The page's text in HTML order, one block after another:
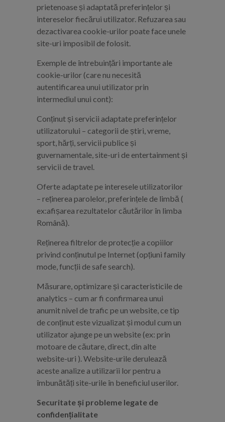
prietenoase și adaptată preferințelor și
intereselor fiecărui utilizator. Refuzarea sau
dezactivarea cookie-urilor poate face unele
site-uri imposibil de folosit.
Exemple de întrebuințări importante ale
cookie-urilor (care nu necesită
autentificarea unui utilizator prin
intermediul unui cont):
Conținut și servicii adaptate preferințelor
utilizatorului – categorii de știri, vreme,
sport, hărți, servicii publice și
guvernamentale, site-uri de entertainment și
servicii de travel.
Oferte adaptate pe interesele utilizatorilor
– reținerea parolelor, preferințele de limbă (
ex:afișarea rezultatelor căutărilor în limba
Română).
Reținerea filtrelor de protecție a copiilor
privind conținutul pe Internet (opțiuni family
mode, funcții de safe search).
Măsurare, optimizare și caracteristicile de
analytics – cum ar fi confirmarea unui
anumit nivel de trafic pe un website, ce tip
de conținut este vizualizat și modul cum un
utilizator ajunge pe un website (ex: prin
motoare de căutare, direct, din alte
website-uri ). Website-urile derulează
aceste analize a utilizarii lor pentru a
îmbunătăți site-urile în beneficiul userilor.
Securitate și probleme legate de
confidențialitate